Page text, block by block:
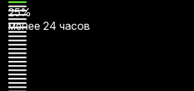
25%
менее 24 часов